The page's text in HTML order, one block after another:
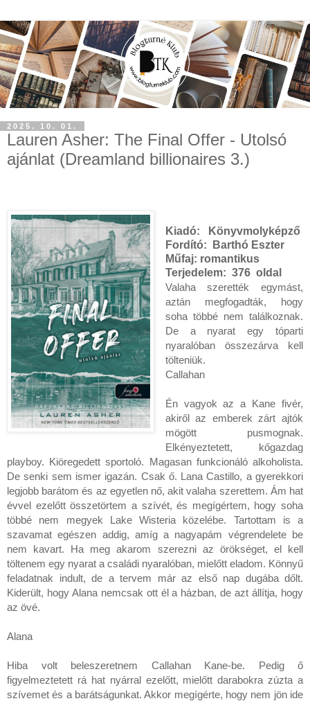
2025. 10. 01.
Lauren Asher: The Final Offer - Utolsó
ajánlat (Dreamland billionaires 3.)
Kiadó: Könyvmolyképző
Fordító:
Barthó Eszter
Műfaj: romantikus
Terjedelem: 376 oldal
Valaha szerették egymást,
aztán megfogadták, hogy
soha többé nem találkoznak.
De a nyarat egy tóparti
nyaralóban összezárva kell
tölteniük.
Callahan
Én vagyok az a Kane fivér,
akiről az emberek zárt ajtók
mögött pusmognak.
Elkényeztetett, kőgazdag
playboy. Kiöregedett sportoló. Magasan funkcionáló alkoholista.
De senki sem ismer igazán. Csak ő. Lana Castillo, a gyerekkori
legjobb barátom és az egyetlen nő, akit valaha szerettem. Ám hat
évvel ezelőtt összetörtem a szívét, és megígértem, hogy soha
többé nem megyek Lake Wisteria közelébe. Tartottam is a
szavamat egészen addig, amíg a nagyapám végrendelete be
nem kavart. Ha meg akarom szerezni az örökséget, el kell
töltenem egy nyarat a családi nyaralóban, mielőtt eladom. Könnyű
feladatnak indult, de a tervem már az első nap dugába dőlt.
Kiderült, hogy Alana nemcsak ott él a házban, de azt állítja, hogy
az övé.
Alana
Hiba volt beleszeretnem Callahan Kane-be. Pedig ő
figyelmeztetett rá hat nyárral ezelőtt, mielőtt darabokra zúzta a
szívemet és a barátságunkat. Akkor megígérte, hogy nem jön ide